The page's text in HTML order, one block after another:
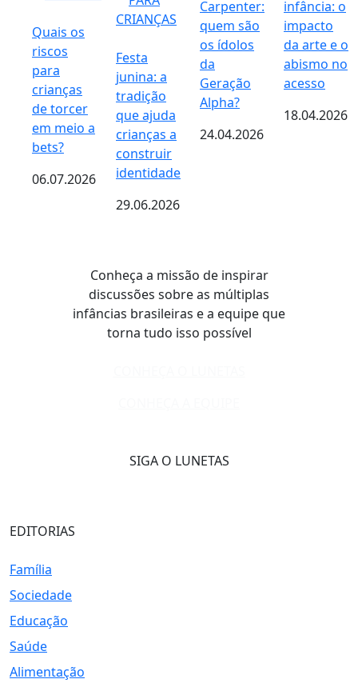
Quais os
riscos
para
crianças
de torcer
em meio a
bets?
06.07.2026
CRIANÇAS
Festa
junina: a
tradição
que ajuda
crianças a
construir
identidade
29.06.2026
Carpenter:
quem são
os ídolos
da
Geração
Alpha?
24.04.2026
infância: o
impacto
da arte e o
abismo no
acesso
18.04.2026
Conheça a missão de inspirar
discussões sobre as múltiplas
infâncias brasileiras e a equipe que
torna tudo isso possível
SIGA O LUNETAS
EDITORIAS
Família
Sociedade
Educação
Saúde
Alimentação